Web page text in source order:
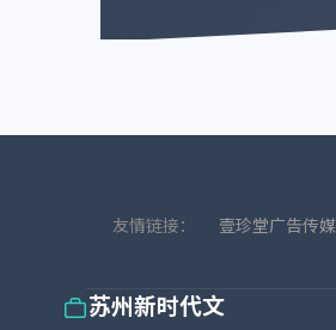
友情链接： 壹珍堂广告传媒
苏州新时代文